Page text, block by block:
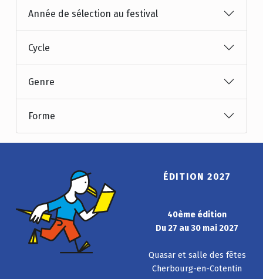
Année de sélection au festival
Cycle
Genre
Forme
ÉDITION 2027
40ème édition
Du 27 au 30 mai 2027
Quasar et salle des fêtes
Cherbourg-en-Cotentin